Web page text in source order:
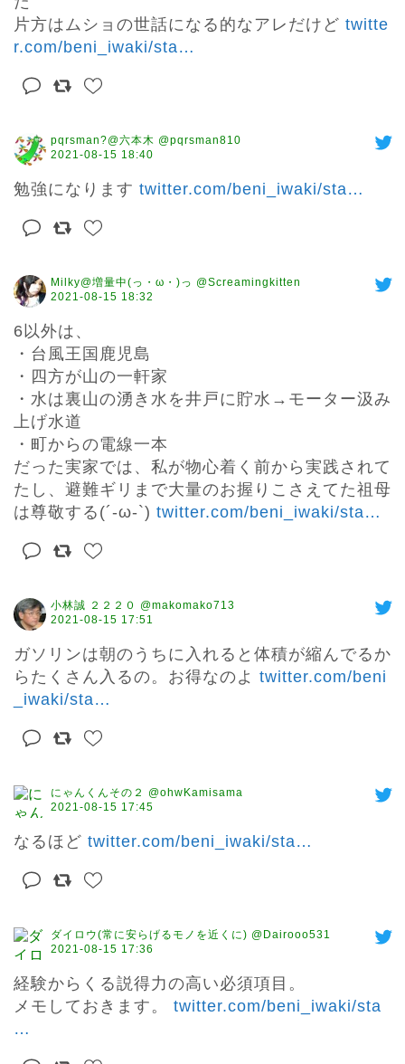
片方はムショの世話になる的なアレだけど twitte
r.com/beni_iwaki/sta…
pqrsman?@六本木 @pqrsman810
2021-08-15 18:40
勉強になります twitter.com/beni_iwaki/sta…
Milky@増量中(っ・ω・)っ @Screamingkitten
2021-08-15 18:32
6以外は、
・台風王国鹿児島
・四方が山の一軒家
・水は裏山の湧き水を井戸に貯水→モーター汲み
上げ水道
・町からの電線一本
だった実家では、私が物心着く前から実践されて
たし、避難ギリまで大量のお握りこさえてた祖母
は尊敬する(´-ω-`) twitter.com/beni_iwaki/sta…
小林誠 ２２２０ @makomako713
2021-08-15 17:51
ガソリンは朝のうちに入れると体積が縮んでるか
らたくさん入るの。お得なのよ twitter.com/beni
_iwaki/sta…
にゃんくんその２ @ohwKamisama
2021-08-15 17:45
なるほど twitter.com/beni_iwaki/sta…
ダイロウ(常に安らげるモノを近くに) @Dairooo531
2021-08-15 17:36
経験からくる説得力の高い必須項目。
メモしておきます。 twitter.com/beni_iwaki/sta
…